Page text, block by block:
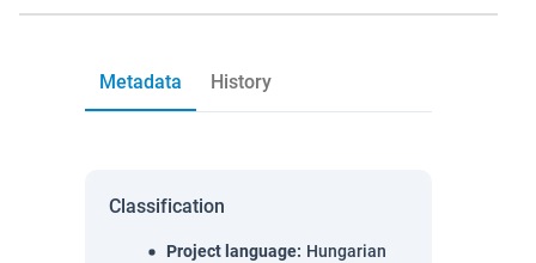
Metadata History
Classification
Project language: Hungarian